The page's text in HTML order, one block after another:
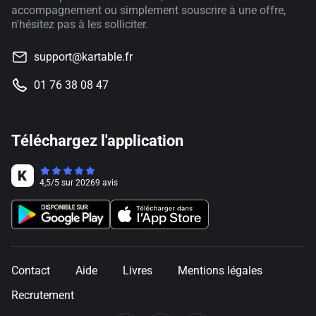
accompagnement ou simplement souscrire à une offre,
n'hésitez pas à les solliciter.
support@kartable.fr
01 76 38 08 47
Téléchargez l'application
4,5/5 sur 20269 avis
Contact Aide Livres
Mentions légales
Recrutement